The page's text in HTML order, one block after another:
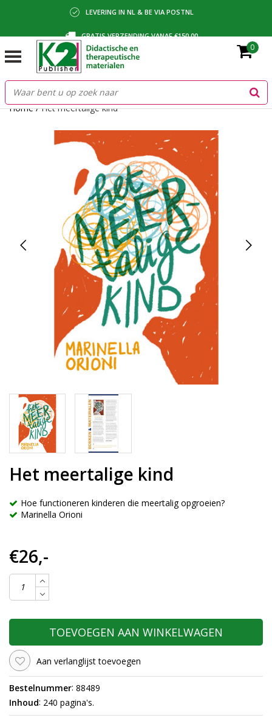
LEVERING IN NL & BE VIA POSTNL
GRATIS VERZENDING VANAF €150,00
BETALING VIA IDEAL, BANCONTACT OF FACTUUR
0
Home/Het meertalige kind
Het meertalige kind
Hoe functioneren kinderen die meertalig opgroeien?
Marinella Orioni
€26,-
TOEVOEGEN AAN WINKELWAGEN
Aan verlanglijst toevoegen
Bestelnummer: 88489
Inhoud: 240 pagina's.